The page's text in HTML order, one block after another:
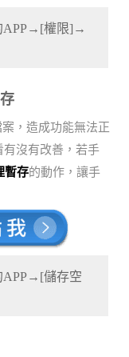
APP→[權限]→
，造成功能無法正
有沒有改善，若手
暫存的動作，讓手
儲存空